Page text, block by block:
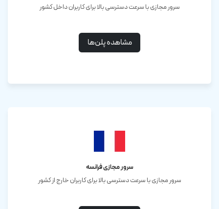
سرور مجازی با سرعت دسترسی بالا برای کاربران داخل کشور
مشاهده پلن‌ها
سرور مجازی فرانسه
سرور مجازی با سرعت دسترسی بالا برای کاربران خارج از کشور